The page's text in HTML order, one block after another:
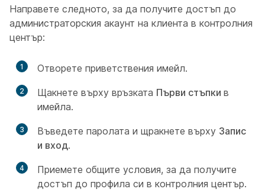
Направете следното, за да получите достъп до
администраторския акаунт на клиента в контролния
център:
1 Отворете приветствения имейл.
2 Щакнете върху връзката Първи стъпки в
имейла.
3 Въведете паролата и щракнете върху Запис
и вход.
4
Приемете общите условия, за да получите
достъп до профила си в контролния център.